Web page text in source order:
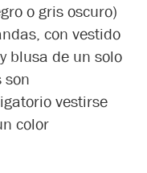
o gris oscuro)
con vestido
blusa de un solo
son
vestirse
color